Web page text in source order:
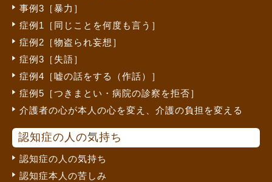
事例3［暴力］
症例1［同じことを何度も言う］
症例2［物盗られ妄想］
症例3［失語］
症例4［嘘の話をする（作話）］
症例5［つきまとい・病院の診察を拒否］
介護者の心が本人の心を変え、介護の負担を変える
認知症の人の気持ち
認知症の人の気持ち
認知症本人の苦しみ